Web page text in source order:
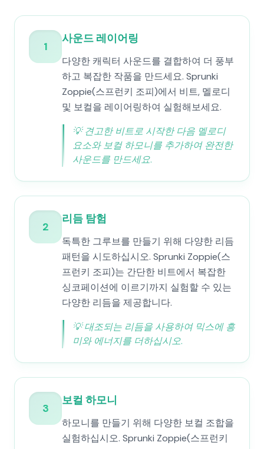
1
사운드 레이어링
다양한 캐릭터 사운드를 결합하여 더 풍부
하고 복잡한 작품을 만드세요. Sprunki
Zoppie(스프런키 조피)에서 비트, 멜로디
및 보컬을 레이어링하여 실험해보세요.
💡견고한 비트로 시작한 다음 멜로디
요소와 보컬 하모니를 추가하여 완전한
사운드를 만드세요.
2
리듬 탐험
독특한 그루브를 만들기 위해 다양한 리듬
패턴을 시도하십시오. Sprunki Zoppie(스
프런키 조피)는 간단한 비트에서 복잡한
싱코페이션에 이르기까지 실험할 수 있는
다양한 리듬을 제공합니다.
💡대조되는 리듬을 사용하여 믹스에 흥
미와 에너지를 더하십시오.
3
보컬 하모니
하모니를 만들기 위해 다양한 보컬 조합을
실험하십시오. Sprunki Zoppie(스프런키